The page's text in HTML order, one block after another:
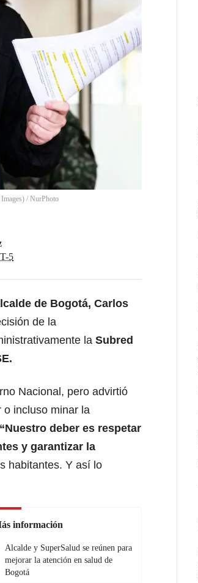
/ NurPhoto
5
de Bogotá, Carlos
de la
la Subred
Nacional, pero advirtió
o incluso minar la
“Nuestro deber es respetar
y garantizar la
habitantes. Y así lo
información
Alcalde y SuperSalud se reúnen para
mejorar la atención en salud de
Bogotá